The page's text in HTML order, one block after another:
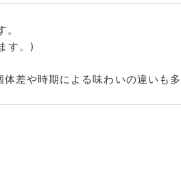
す。)
差や時期による味わいの違いも多